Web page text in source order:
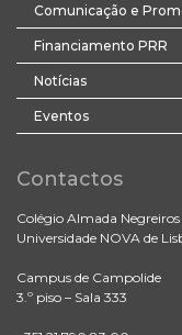
Comunicação e
Financiamento PRR
Notícias
Eventos
Contactos
Colégio Almada Negreiros
Universidade NOVA de
Campus de Campolide
3.º piso – Sala 333